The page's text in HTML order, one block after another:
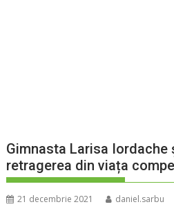
Gimnasta Larisa Iordache
retragerea din viața
21 decembrie 2021 daniel.sarbu